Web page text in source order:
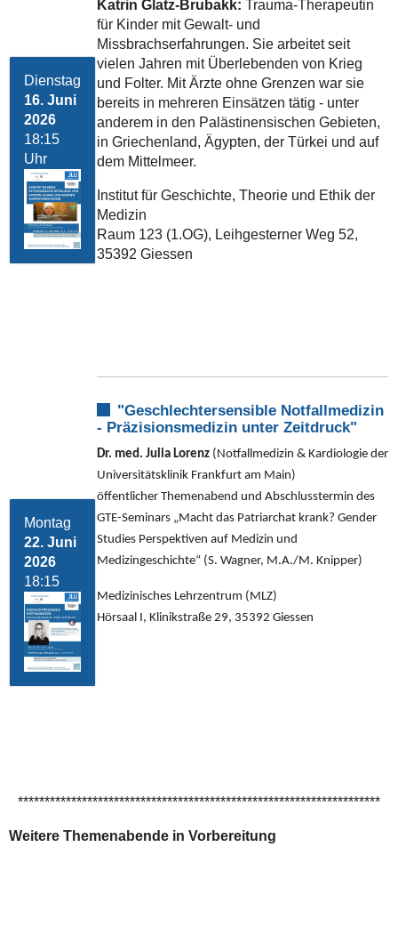
Dienstag
16. Juni
2026
18:15
Uhr
Katrin Glatz-Brubakk: Trauma-Therapeutin
für Kinder mit Gewalt- und
Missbrachserfahrungen. Sie arbeitet seit
vielen Jahren mit Überlebenden von Krieg
und Folter. Mit Ärzte ohne Grenzen war sie
bereits in mehreren Einsätzen tätig - unter
anderem in den Palästinensischen Gebieten,
in Griechenland, Ägypten, der Türkei und auf
dem Mittelmeer.
Institut für Geschichte, Theorie und Ethik der
Medizin
Raum 123 (1.OG), Leihgesterner Weg 52,
35392 Giessen
Montag
22. Juni
2026
18:15
"Geschlechtersensible Notfallmedizin
- Präzisionsmedizin unter Zeitdruck"
Dr. med. Julia Lorenz(Notfallmedizin & Kardiologie der
Universitätsklinik Frankfurt am Main)
öffentlicher Themenabend und Abschlusstermin des
GTE-Seminars „Macht das Patriarchat krank? Gender
Studies Perspektiven auf Medizin und
Medizingeschichte“ (S. Wagner, M.A./M. Knipper)
Medizinisches Lehrzentrum (MLZ)
Hörsaal I, Klinikstraße 29, 35392 Giessen
********************************************************************
Weitere Themenabende in Vorbereitung